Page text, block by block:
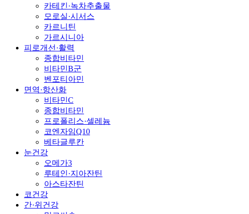
카테킨·녹차추출물
모로실·시서스
카르니틴
가르시니아
피로개선·활력
종합비타민
비타민B군
벤포티아민
면역·항산화
비타민C
종합비타민
프로폴리스·셀레늄
코엔자임Q10
베타글루칸
눈건강
오메가3
루테인·지아잔틴
아스타잔틴
코건강
간·위건강